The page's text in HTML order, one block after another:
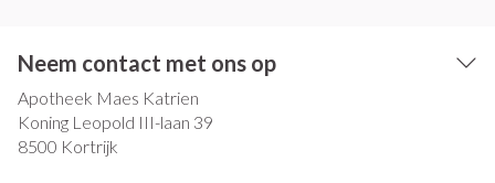
Neem contact met ons op
Apotheek Maes Katrien
Koning Leopold III-laan 39
8500 Kortrijk